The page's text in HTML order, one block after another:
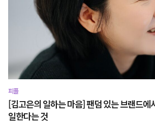
피플
[김고은의 일하는 마음] 팬덤 있는 브랜드에
일한다는 것